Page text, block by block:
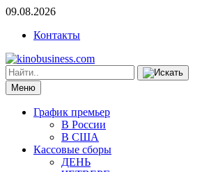
09.08.2026
Контакты
Меню
График премьер
В России
В США
Кассовые сборы
ДЕНЬ